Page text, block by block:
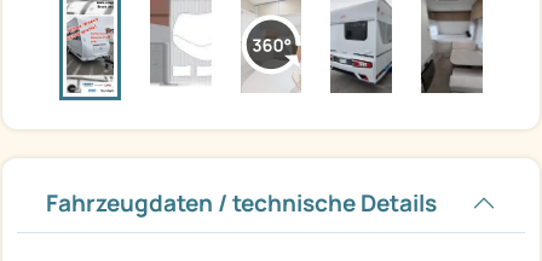
Fahrzeugdaten / technische Details